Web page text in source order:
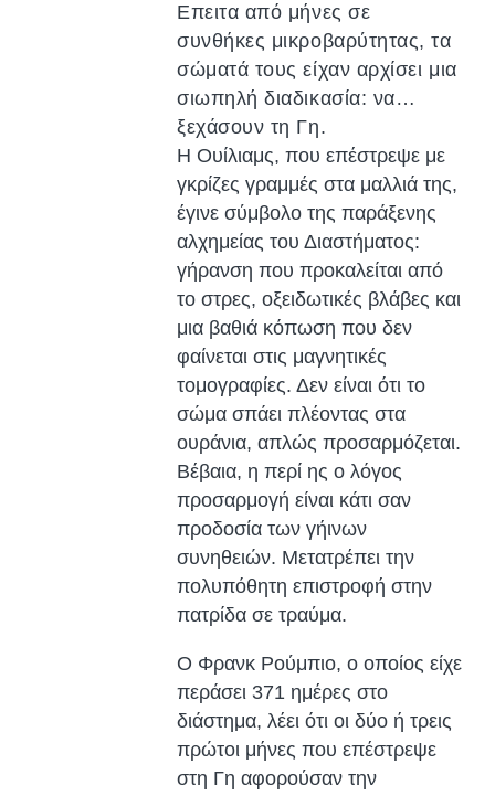
Επειτα από μήνες σε
συνθήκες μικροβαρύτητας, τα
σώματά τους είχαν αρχίσει μια
σιωπηλή διαδικασία: να…
ξεχάσουν τη Γη.
Η Ουίλιαμς, που επέστρεψε με
γκρίζες γραμμές στα μαλλιά της,
έγινε σύμβολο της παράξενης
αλχημείας του Διαστήματος:
γήρανση που προκαλείται από
το στρες, οξειδωτικές βλάβες και
μια βαθιά κόπωση που δεν
φαίνεται στις μαγνητικές
τομογραφίες. Δεν είναι ότι το
σώμα σπάει πλέοντας στα
ουράνια, απλώς προσαρμόζεται.
Βέβαια, η περί ης ο λόγος
προσαρμογή είναι κάτι σαν
προδοσία των γήινων
συνηθειών. Μετατρέπει την
πολυπόθητη επιστροφή στην
πατρίδα σε τραύμα.
Ο Φρανκ Ρούμπιο, ο οποίος είχε
περάσει 371 ημέρες στο
διάστημα, λέει ότι οι δύο ή τρεις
πρώτοι μήνες που επέστρεψε
στη Γη αφορούσαν την